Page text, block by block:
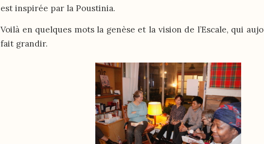
est inspirée par la Poustinia.
Voilà en quelques mots la genèse et la vision de l’Escale, qui
fait grandir.